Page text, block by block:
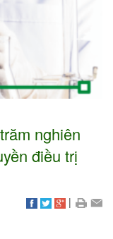
nghiên
điều trị
|